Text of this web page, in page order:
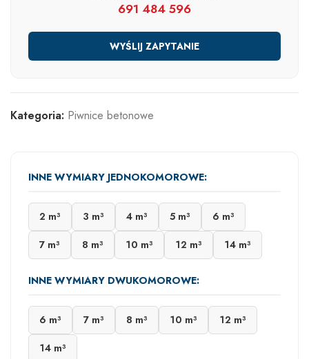
691 484 596
WYŚLIJ ZAPYTANIE
Kategoria: Piwnice betonowe
INNE WYMIARY JEDNOKOMOROWE:
2 m³ 3 m³ 4 m³ 5 m³ 6 m³
7 m³ 8 m³ 10 m³ 12 m³ 14 m³
INNE WYMIARY DWUKOMOROWE:
6 m³ 7 m³ 8 m³ 10 m³ 12 m³
14 m³